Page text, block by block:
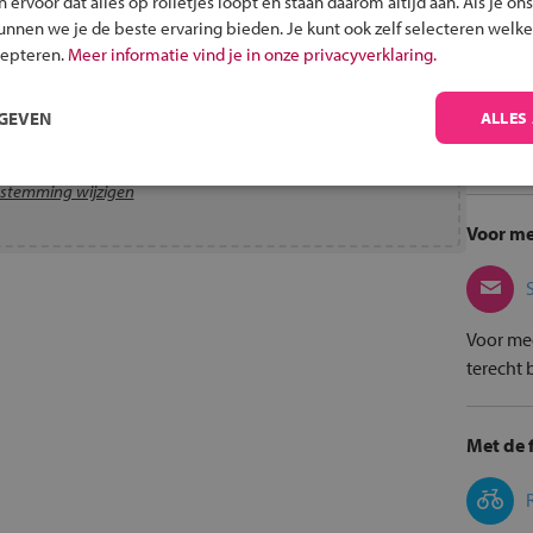
wijzigen
Voor
Voor
terecht
Met de
we je de beste ervaring bieden. Je kunt ook zelf selecteren
Meer informatie vind je in onze privacyverklaring.
ALLES